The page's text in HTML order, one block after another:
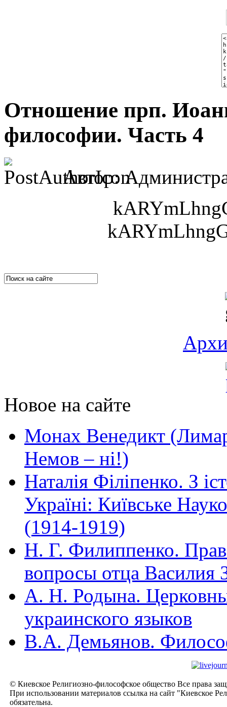
Отношение прп.
философии. Часть 4
Автор:
Новое на сайте
Монах Венедикт
Немов – ні!)
Наталія Філіпенко. З
Україні: Київське
(1914-1919)
Н. Г. Филиппенко.
вопросы отца Василия
А. Н. Родына.
украинского языков
В.А. Демьянов.
© Киевское Религиозно-философское общество Все права
При использовании материалов ссылка на сайт "Киевское
обязательна.